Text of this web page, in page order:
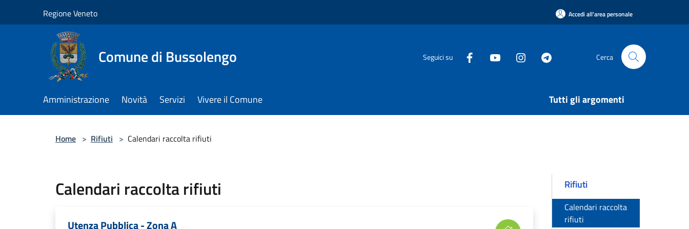
Regione Veneto Accedi all'area personale
Comune di Bussolengo Seguici su Cerca
Amministrazione Novità Servizi Vivere il Comune Tutti gli argomenti
Home > Rifiuti > Calendari raccolta rifiuti
Calendari raccolta rifiuti
Utenza Pubblica - Zona A
Rifiuti
Calendari raccolta
rifiuti